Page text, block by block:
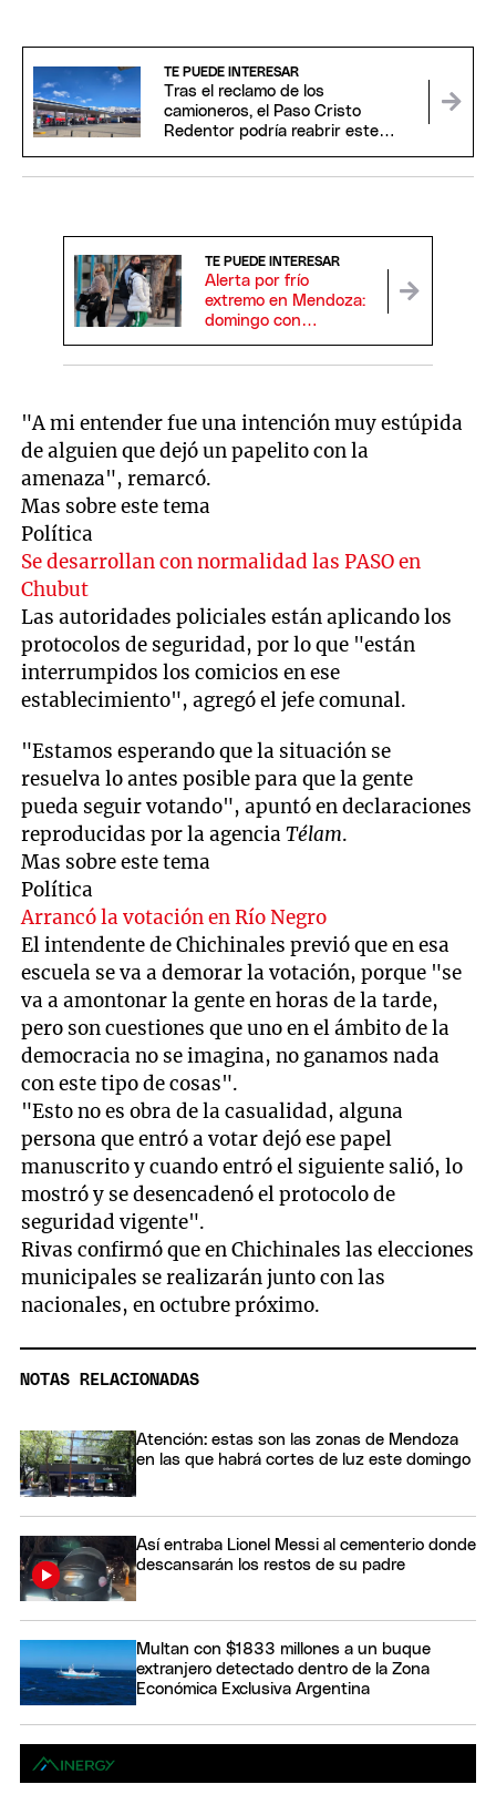
TE PUEDE INTERESAR
Tras el reclamo de los
camioneros, el Paso Cristo
Redentor podría reabrir este
TE PUEDE INTERESAR
Alerta por frío
extremo en Mendoza:
domingo con
"A mi entender fue una intención muy estúpida
de alguien que dejó un papelito con la
amenaza", remarcó.
Mas sobre este tema
Política
Se desarrollan con normalidad las PASO en
Chubut
Las autoridades policiales están aplicando los
protocolos de seguridad, por lo que "están
interrumpidos los comicios en ese
establecimiento", agregó el jefe comunal.
"Estamos esperando que la situación se
resuelva lo antes posible para que la gente
pueda seguir votando", apuntó en declaraciones
reproducidas por la agenciaTélam.
Mas sobre este tema
Política
Arrancó la votación en Río Negro
El intendente de Chichinales previó que en esa
escuela se va a demorar la votación, porque "se
va a amontonar la gente en horas de la tarde,
pero son cuestiones que uno en el ámbito de la
democracia no se imagina, no ganamos nada
con este tipo de cosas".
"Esto no es obra de la casualidad, alguna
persona que entró a votar dejó ese papel
manuscrito y cuando entró el siguiente salió, lo
mostró y se desencadenó el protocolo de
seguridad vigente".
Rivas confirmó que en Chichinales las elecciones
municipales se realizarán junto con las
nacionales, en octubre próximo.
NOTAS RELACIONADAS
Atención: estas son las zonas de Mendoza
en las que habrá cortes de luz este domingo
Así entraba Lionel Messi al cementerio donde
descansarán los restos de su padre
Multan con $1833 millones a un buque
extranjero detectado dentro de la Zona
Económica Exclusiva Argentina